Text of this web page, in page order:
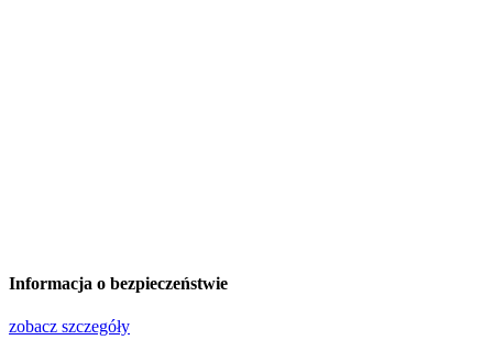
Informacja o bezpieczeństwie
zobacz szczegóły